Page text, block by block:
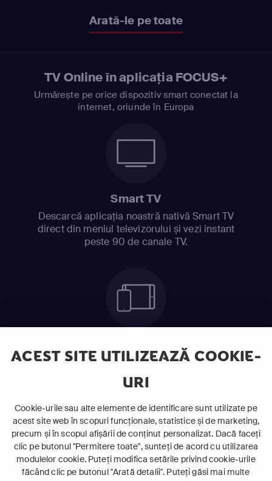
ACEST SITE UTILIZEAZĂ COOKIE-
URI
Cookie-urile sau alte elemente de identificare sunt utilizate pe
acest site web în scopuri funcționale, statistice și de marketing,
precum și în scopul afișării de conținut personalizat. Dacă faceți
clic pe butonul "Permitere toate", sunteți de acord cu utilizarea
modulelor cookie. Puteți modifica setările privind cookie-urile
făcând clic pe butonul "Arată detalii". Puteți găsi mai multe
Arată-le pe toate
TV Online în aplicația FOCUS+
Urmărește pe orice dispozitiv smart conectat la
internet, oriunde în Europa
Smart TV
Descarcă aplicația noastră nativă Smart TV
direct din meniul televizorului și vezi instant
peste 90 de canale TV.
Ia cu tine serialele preferate și urmărește-le
Laptop